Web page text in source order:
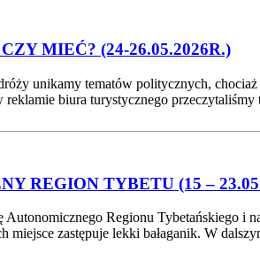
MIEĆ? (24-26.05.2026R.)
unikamy tematów politycznych,
reklamie biura turystycznego przeczytaliśmy
REGION TYBETU (15 –
Autonomicznego Regionu Tybetańskiego i
miejsce zastępuje lekki bałaganik. W